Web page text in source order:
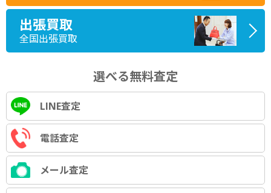
出張買取
全国出張買取
選べる無料査定
LINE査定
電話査定
メール査定